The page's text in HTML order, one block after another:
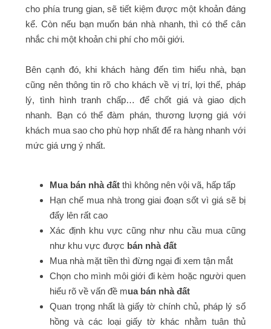
cho phía trung gian, sẽ tiết kiệm được một khoản đáng
kể. Còn nếu bạn muốn bán nhà nhanh, thì có thể cân
nhắc chi một khoản chi phí cho môi giới.
Bên cạnh đó, khi khách hàng đến tìm hiểu nhà, bạn
cũng nên thông tin rõ cho khách về vị trí, lợi thế, pháp
lý, tình hình tranh chấp… để chốt giá và giao dịch
nhanh. Bạn có thể đàm phán, thương lượng giá với
khách mua sao cho phù hợp nhất để ra hàng nhanh với
mức giá ưng ý nhất.
Mua bán nhà đất thì không nên vội vã, hấp tấp
Hạn chế mua nhà trong giai đoạn sốt vì giá sẽ bị
đẩy lên rất cao
Xác định khu vực cũng như nhu cầu mua cũng
như khu vực được bán nhà đất
Mua nhà mặt tiền thì đừng ngại đi xem tận mắt
Chọn cho mình môi giới đi kèm hoặc người quen
hiểu rõ về vấn đề mua bán nhà đất
Quan trọng nhất là giấy tờ chính chủ, pháp lý sổ
hồng và các loại giấy tờ khác nhằm tuân thủ